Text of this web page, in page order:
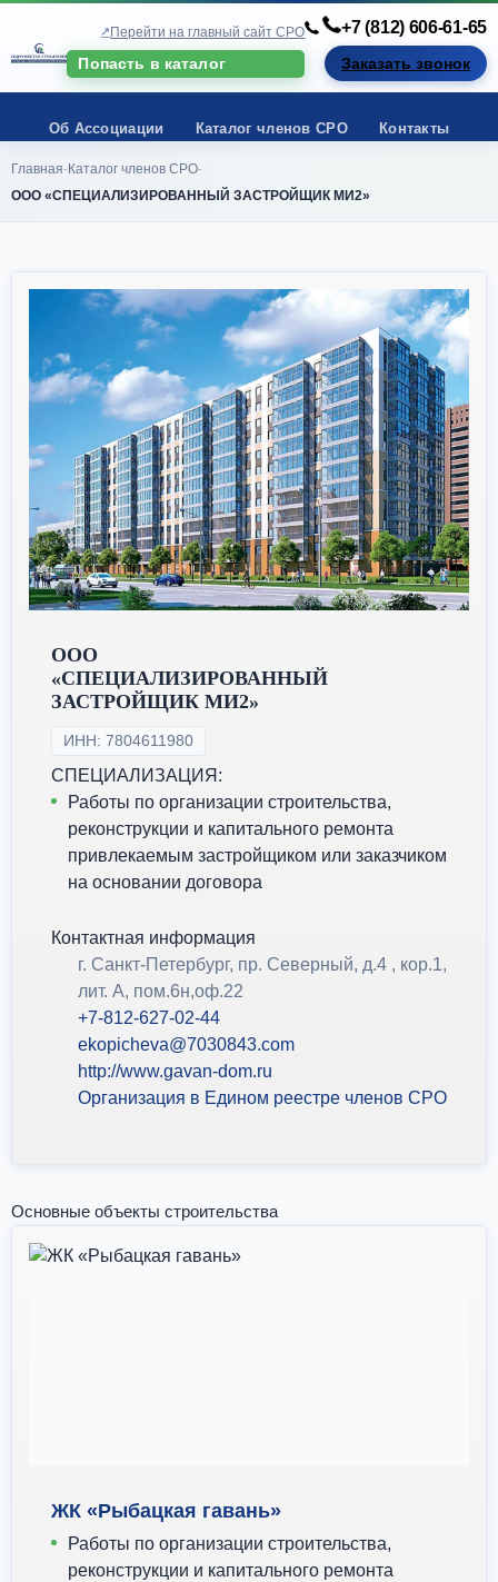
Перейти на главный сайт СРО
Попасть в каталог
+7 (812) 606-61-65
Заказать звонок
Об Ассоциации Каталог членов СРО Контакты
Главная- Каталог членов СРО-
ООО «СПЕЦИАЛИЗИРОВАННЫЙ ЗАСТРОЙЩИК МИ2»
ООО
«СПЕЦИАЛИЗИРОВАННЫЙ
ЗАСТРОЙЩИК МИ2»
ИНН: 7804611980
СПЕЦИАЛИЗАЦИЯ:
Работы по организации строительства,
реконструкции и капитального ремонта
привлекаемым застройщиком или заказчиком
на основании договора
Контактная информация
г. Санкт-Петербург, пр. Северный, д.4 , кор.1,
лит. А, пом.6н,оф.22
+7-812-627-02-44
ekopicheva@7030843.com
http://www.gavan-dom.ru
Организация в Едином реестре членов СРО
Основные объекты строительства
ЖК «Рыбацкая гавань»
Работы по организации строительства,
реконструкции и капитального ремонта